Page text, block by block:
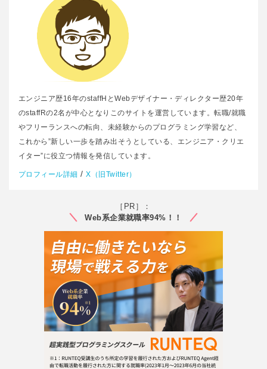
エンジニア歴16年のstaffHとWebデザイナー・ディレクター歴20年
のstaffRの2名が中心となりこのサイトを運営しています。転職/就職
やフリーランスへの転向、未経験からのプログラミング学習など、
これから”新しい一歩を踏み出そうとしている、エンジニア・クリエ
イター”に役立つ情報を発信しています。
プロフィール詳細 /X（旧Twitter）
［PR］：
Web系企業就職率94%！！